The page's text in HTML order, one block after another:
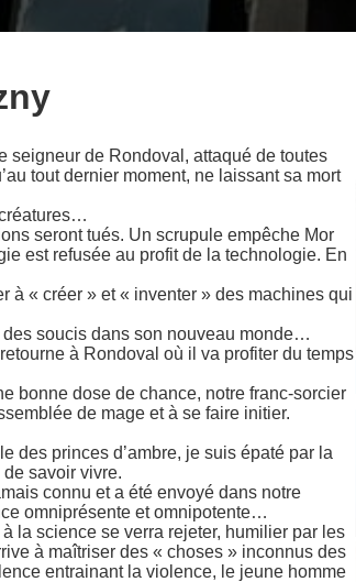
seigneur de Rondoval, attaqué de toutes
tout dernier moment, ne laissant sa mort
seront tués. Un scrupule empêche Mor
est refusée au profit de la technologie. En
à « créer » et « inventer » des machines qui
des soucis dans son nouveau monde…
à Rondoval où il va profiter du temps
bonne dose de chance, notre franc-sorcier
de mage et à se faire initier.
des princes d’ambre, je suis épaté par la
savoir vivre.
connu et a été envoyé dans notre
omniprésente et omnipotente…
la science se verra rejeter, humilier par les
à maîtriser des « choses » inconnus des
entrainant la violence, le jeune homme